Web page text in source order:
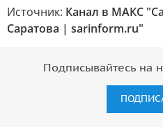
Источник: Канал в МАКС
Саратова | sarinform.ru"
Подписывайтесь на